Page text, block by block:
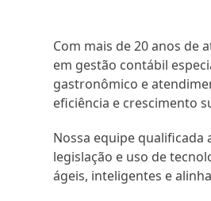
Com mais de 20 anos de
em gestão contábil
gastronômico e
eficiência e crescimento
Nossa equipe qualificada
legislação e uso de
ágeis, inteligentes e